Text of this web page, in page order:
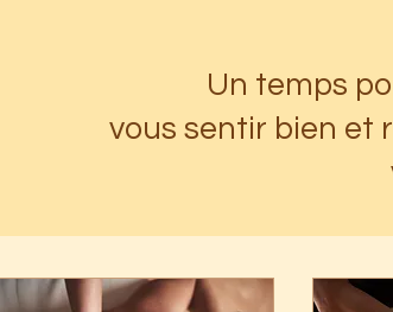
Un temps
vous sentir bien et